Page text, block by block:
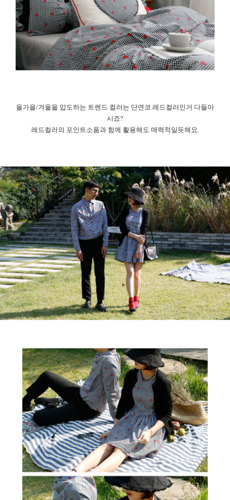
올가을/겨울을 압도하는 트렌드 컬러는 단연코 레드컬러인거 다들아
시죠?
레드컬러의 포인트소품과 함께 활용해도 매력적일듯해요.